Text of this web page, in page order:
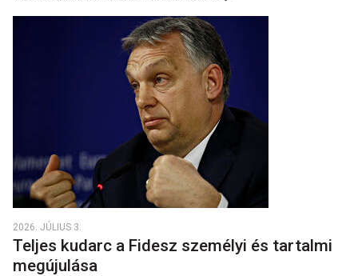
2026. JÚLIUS 3.
Teljes kudarc a Fidesz személyi és tartalmi
megújulása